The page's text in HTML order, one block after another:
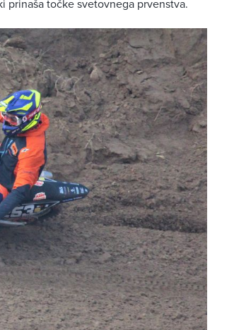
prinaša točke svetovnega prvenstva.